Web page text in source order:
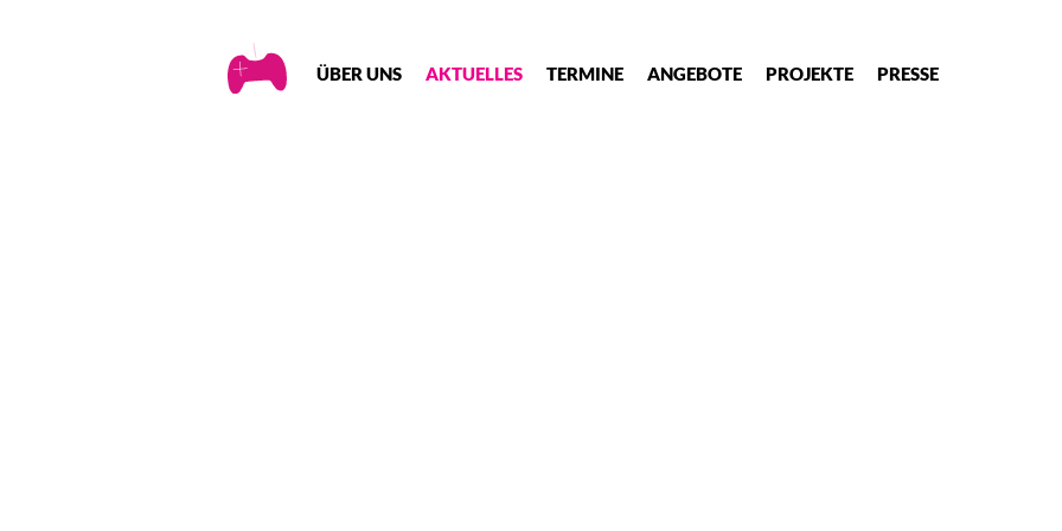
Creative
Gaming
ÜBER UNS AKTUELLES TERMINE ANGEBOTE PROJEKTE PRESSE